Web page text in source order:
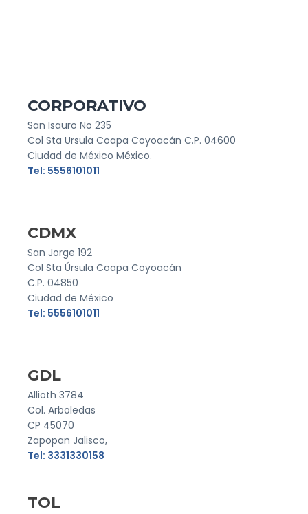
CORPORATIVO
San Isauro No 235
Col Sta Ursula Coapa Coyoacán C.P. 04600
Ciudad de México México.
Tel: 5556101011
CDMX
San Jorge 192
Col Sta Úrsula Coapa Coyoacán
C.P. 04850
Ciudad de México
Tel: 5556101011
GDL
Allioth 3784
Col. Arboledas
CP 45070
Zapopan Jalisco,
Tel: 3331330158
TOL